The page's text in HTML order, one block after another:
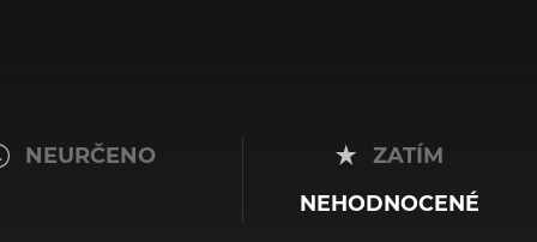
NEURČENO ZATÍM
NEHODNOCENÉ